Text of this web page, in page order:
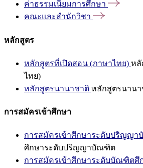
ค่าธรรมเนียมการศึกษา
คณะและสำนักวิชา
หลักสูตร
หลักสูตรที่เปิดสอน (ภาษาไทย) หลั
ไทย)
หลักสูตรนานาชาติ หลักสูตรนาน
การสมัครเข้าศึกษา
การสมัครเข้าศึกษาระดับปริญญ
ศึกษาระดับปริญญาบัณฑิต
การสมัครเข้าศึกษาระดับบัณฑิตศึ